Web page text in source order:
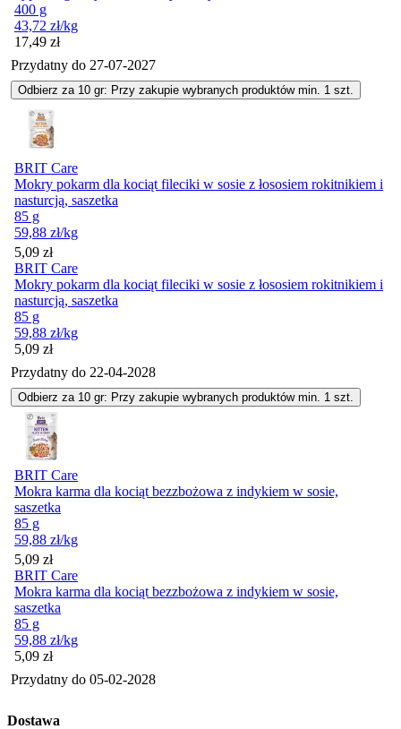
400 g
43,72 zł/kg
Cena
17,49 zł
Przydatny do 27-07-2027
Odbierz za 10 gr: Przy zakupie wybranych produktów min. 1 szt.
BRIT Care
Mokry pokarm dla kociąt fileciki w sosie z łososiem rokitnikiem i
nasturcją, saszetka
85 g
59,88 zł/kg
Cena
5,09 zł
BRIT Care
Mokry pokarm dla kociąt fileciki w sosie z łososiem rokitnikiem i
nasturcją, saszetka
85 g
59,88 zł/kg
Cena
5,09 zł
Przydatny do 22-04-2028
Odbierz za 10 gr: Przy zakupie wybranych produktów min. 1 szt.
BRIT Care
Mokra karma dla kociąt bezzbożowa z indykiem w sosie,
saszetka
85 g
59,88 zł/kg
Cena
5,09 zł
BRIT Care
Mokra karma dla kociąt bezzbożowa z indykiem w sosie,
saszetka
85 g
59,88 zł/kg
Cena
5,09 zł
Przydatny do 05-02-2028
Dostawa